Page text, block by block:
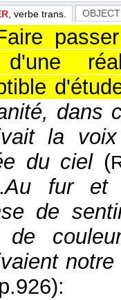
, verbe trans.
dans
la
du ciel(
Au fur et
de
de
notre